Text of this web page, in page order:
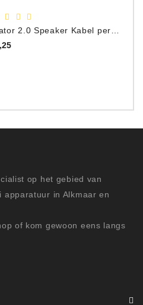
Equator 2.0 Speaker Kabel per meter
Prijs
op het gebied van
apparatuur in Alkmaar en
of kom gewoon eens langs